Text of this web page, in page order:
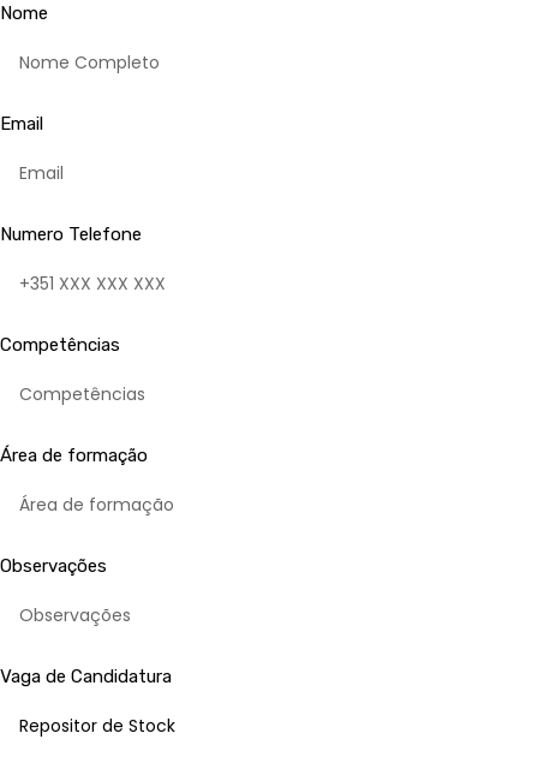
Nome
Email
Numero Telefone
Competências
Área de formação
Observações
Vaga de Candidatura